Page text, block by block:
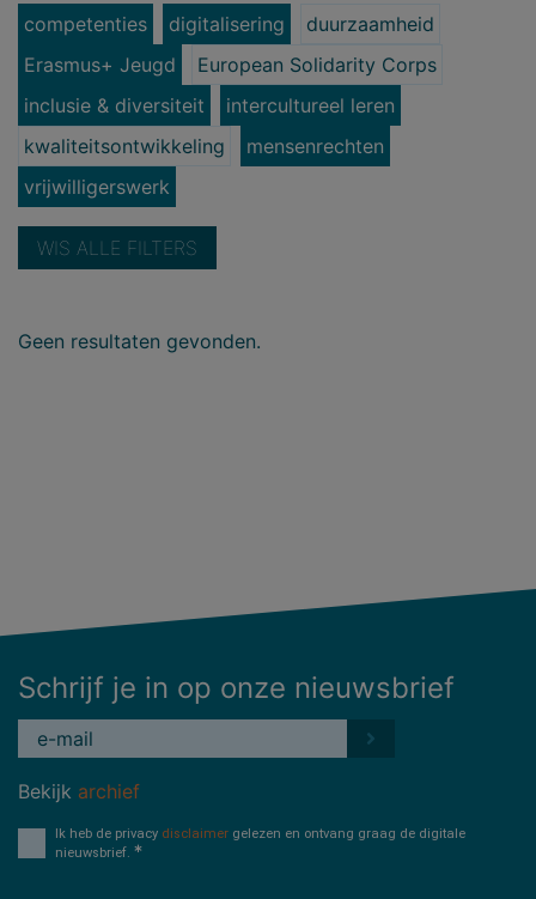
competenties
digitalisering
duurzaamheid
Erasmus+ Jeugd
European Solidarity Corps
inclusie & diversiteit
intercultureel leren
kwaliteitsontwikkeling
mensenrechten
vrijwilligerswerk
WIS ALLE FILTERS
Geen resultaten gevonden.
Schrijf je in op onze nieuwsbrief
Bekijk archief
Ik heb de privacy disclaimer gelezen en ontvang graag de digitale
nieuwsbrief.